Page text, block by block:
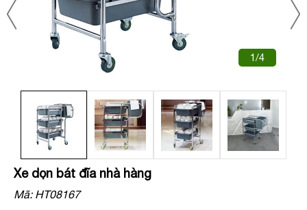
1/4
Xe dọn bát đĩa nhà hàng
Mã:HT08167